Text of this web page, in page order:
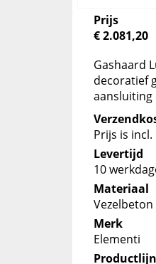
Prijs
€ 2.081,20
Gashaard
decoratief
Prijs is
Levertijd
10
Materiaal
Vezelbeton
Merk
Elementi
Productlijn